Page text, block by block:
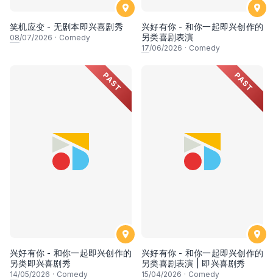
笑机应变 - 无剧本即兴喜剧秀
08/07/2026 · Comedy
兴好有你 - 和你一起即兴创作的
另类喜剧表演
17/06/2026 · Comedy
PAST
兴好有你 - 和你一起即兴创作的
另类即兴喜剧秀
14/05/2026 · Comedy
PAST
兴好有你 - 和你一起即兴创作的
另类喜剧表演 | 即兴喜剧秀
15/04/2026 · Comedy